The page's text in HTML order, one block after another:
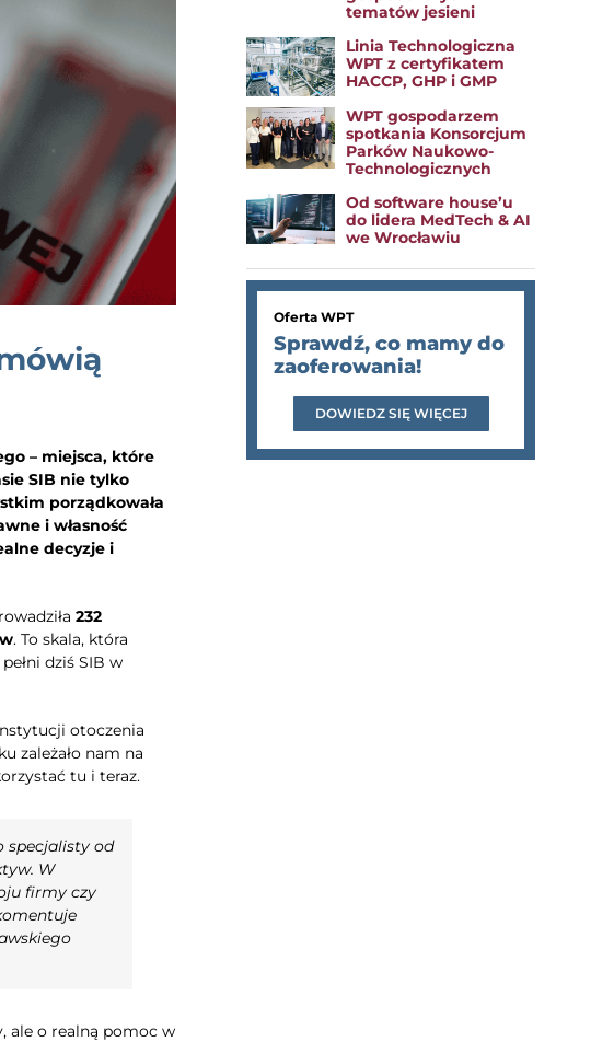
– miejsca, które
SIB nie tylko
porządkowała
i własność
decyzje i
232
. To skala, która
dziś SIB w
otoczenia
zależało nam na
tu i teraz.
specjalisty od
W
firmy czy
ale o realną pomoc w
tematów jesieni
Linia Technologiczna
WPT z certyfikatem
HACCP, GHP i GMP
WPT gospodarzem
spotkania Konsorcjum
Parków Naukowo-
Technologicznych
Od software house’u
do lidera MedTech & AI
we Wrocławiu
Oferta WPT
Sprawdź, co mamy do
zaoferowania!
DOWIEDZ SIĘ WIĘCEJ